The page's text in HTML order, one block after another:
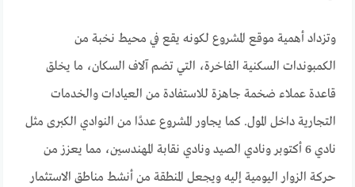
وتزداد أهمية موقع المشروع لكونه يقع في محيط نخبة من
الكمبوندات السكنية الفاخرة، التي تضم آلاف السكان، ما يخلق
قاعدة عملاء ضخمة جاهزة للاستفادة من العيادات والخدمات
التجارية داخل المول. كما يجاور المشروع عددًا من النوادي الكبرى مثل
نادي 6 أكتوبر ونادي الصيد ونادي نقابة المهندسين، مما يعزز من
حركة الزوار اليومية إليه ويجعل المنطقة من أنشط مناطق الاستثمار